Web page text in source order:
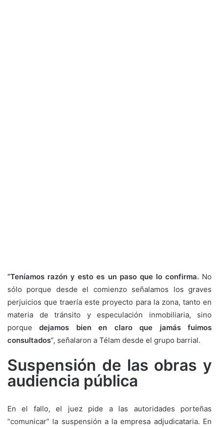
“Teníamos razón y esto es un paso que lo confirma.No
sólo porque desde el comienzo señalamos los graves
perjuicios que traería este proyecto para la zona, tanto en
materia de tránsito y especulación inmobiliaria, sino
porquedejamos bien en claro que jamás fuimos
consultados”, señalaron a Télam desde el grupo barrial.
Suspensión de las obras y
audiencia pública
En el fallo, el juez pide a las autoridades porteñas
“comunicar” la suspensión a la empresa adjudicataria. En